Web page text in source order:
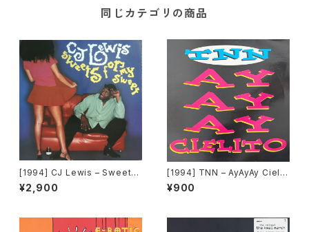
同じカテゴリの商品
[1994] CJ Lewis – Sweets
For My Sweet [Black Mark
et International]
¥2,900
[1994] TNN – AyAyAy Cielit
o [Dance Street]
¥900